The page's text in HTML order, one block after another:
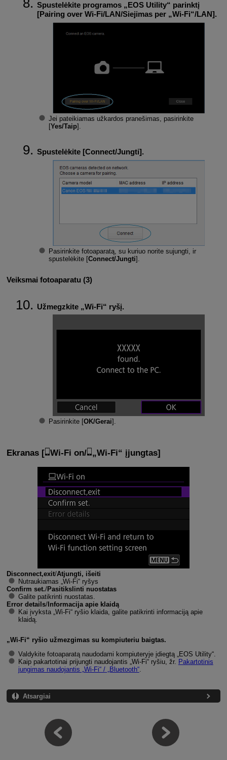
Spustelėkite programos „EOS Utility“ parinktį
[Pairing over Wi-Fi/LAN/Siejimas per „Wi-Fi“/LAN].
Jei pateikiamas užkardos pranešimas, pasirinkite
[Yes/Taip].
Spustelėkite [Connect/Jungti].
Pasirinkite fotoaparatą, su kuriuo norite sujungti, ir
spustelėkite [Connect/Jungti].
Veiksmai fotoaparatu (3)
Užmegzkite „Wi-Fi“ ryšį.
Pasirinkite [OK/Gerai].
Ekranas [ Wi-Fi on/ „Wi-Fi“ įjungtas]
Disconnect,exit/Atjungti, išeiti
Nutraukiamas „ Wi-Fi“ ryšys
Confirm set./Pasitikslinti nuostatas
Galite patikrinti nuostatas.
Error details/Informacija apie klaidą
Kai įvyksta „ Wi-Fi“ ryšio klaida, galite patikrinti informaciją apie
klaidą.
„Wi-Fi“ ryšio užmezgimas su kompiuteriu baigtas.
Valdykite fotoaparatą naudodami kompiuteryje įdiegtą „EOS Utility“.
Kaip pakartotinai prijungti naudojantis „Wi-Fi“ ryšiu, žr. Pakartotinis
jungimas naudojantis „Wi-Fi“ /„Bluetooth“.
Atsargiai